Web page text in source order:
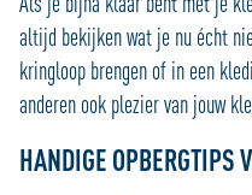
altijd bekijken wat je nu écht
kringloop brengen of in een
anderen ook plezier van jouw
HANDIGE OPBERGTIPS